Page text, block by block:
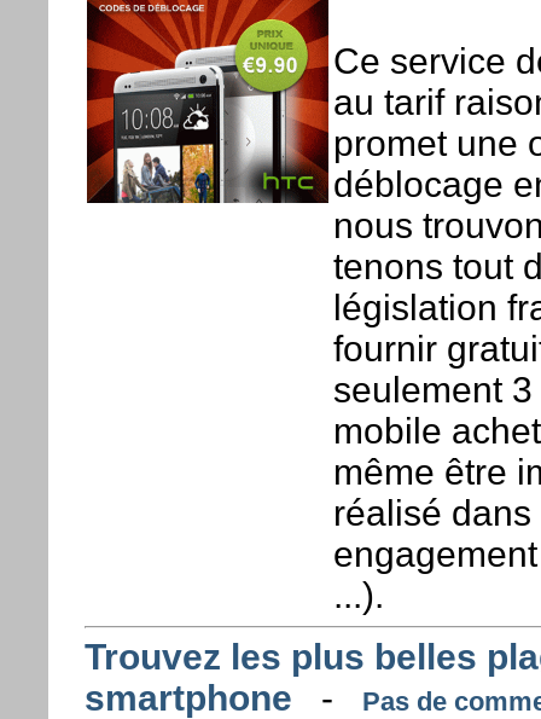
Ce service
au tarif
promet une
déblocage
nous
tenons tout
législation
fournir
seulement
mobile
même être
réalisé
...).
Trouvez les plus belles
smartphone -
Pas de